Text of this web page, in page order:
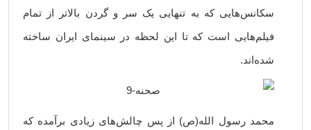
سکانس‌هایی که به تنهایی یک سر و گردن بالاتر از تمام
فیلم‌هایی است که تا این لحظه در سینمای ایران ساخته
شده‌اند.
محمد رسول الله(ص) از پس چالش‌های زیادی برآمده که